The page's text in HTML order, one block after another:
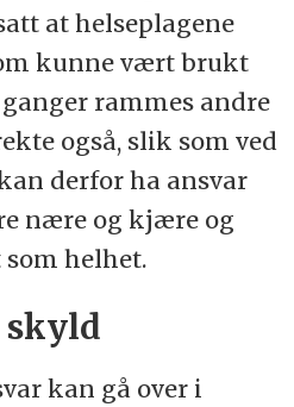
at helseplagene
kunne vært brukt
rammes andre
også, slik som ved
derfor ha ansvar
nære og kjære og
helhet.
skyld
kan gå over i